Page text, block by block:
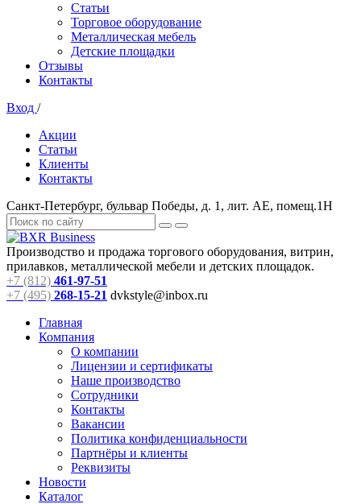
Статьи
Торговое оборудование
Металлическая мебель
Детские площадки
Отзывы
Контакты
Вход /
Акции
Статьи
Клиенты
Контакты
Санкт-Петербург, бульвар Победы, д. 1, лит. АЕ, помещ.1Н
Производство и продажа торгового оборудования, витрин,
прилавков, металлической мебели и детских площадок.
+7 (812) 461-97-51
+7 (495) 268-15-21 dvkstyle@inbox.ru
Главная
Компания
О компании
Лицензии и сертификаты
Наше производство
Сотрудники
Контакты
Вакансии
Политика конфиденциальности
Партнёры и клиенты
Реквизиты
Новости
Каталог